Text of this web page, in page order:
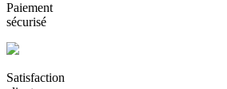
Paiement
sécurisé
Satisfaction